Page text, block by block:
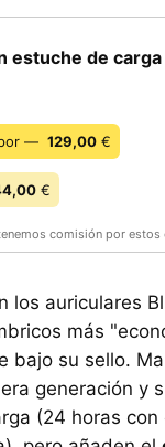
estuche de carga
— 129,00 €
€
comisión por estos
los auriculares
más
bajo su sello.
generación y
(24 horas con